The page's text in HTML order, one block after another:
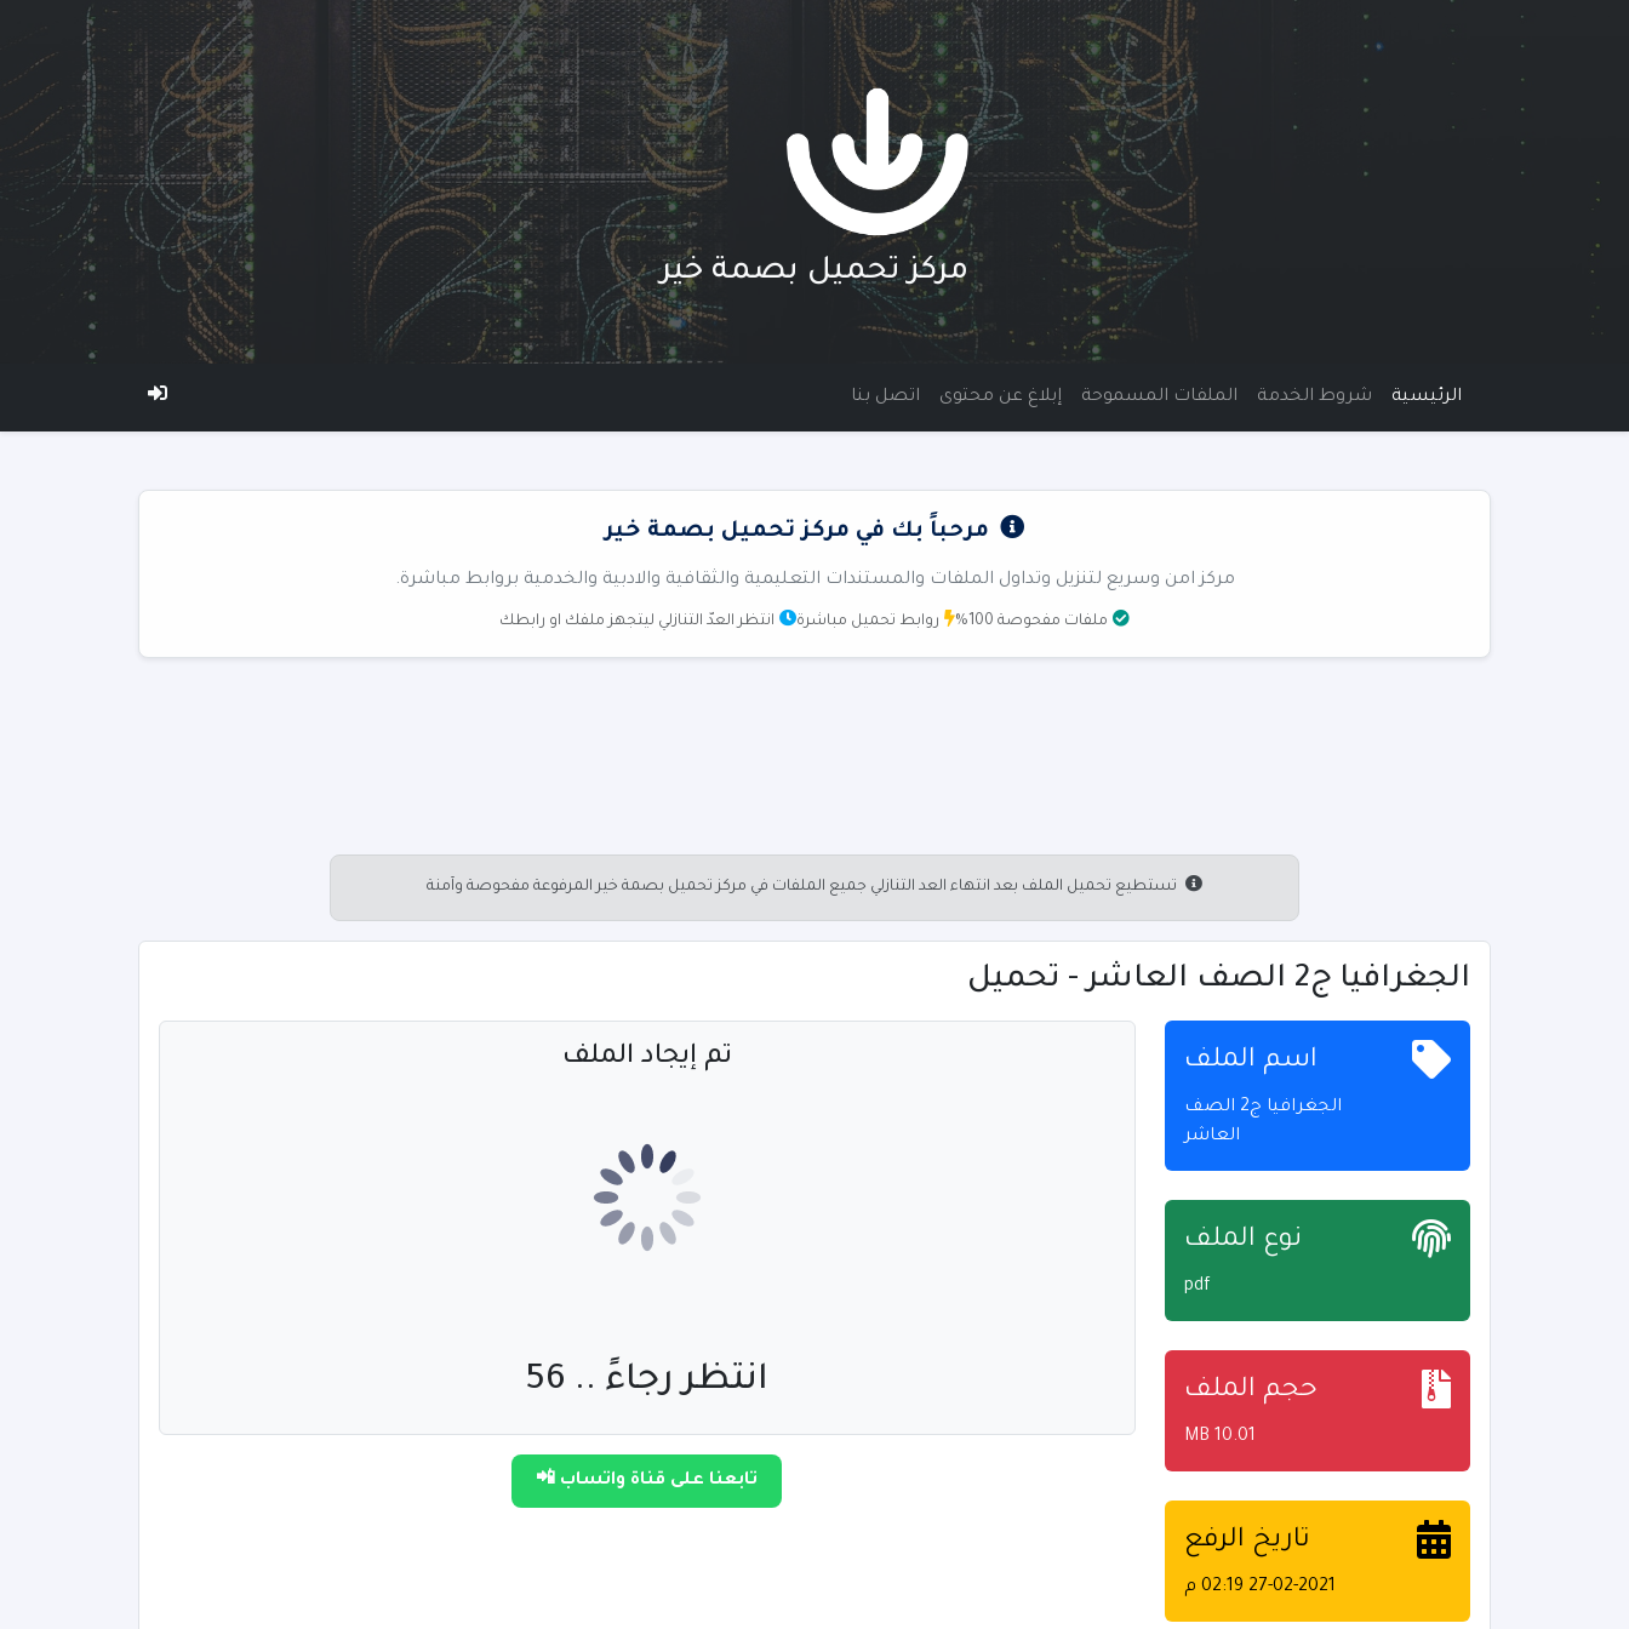
مركز تحميل بصمة خير
الرئيسية شروط الخدمة الملفات المسموحة إبلاغ عن محتوى اتصل بنا
مرحباً بك في مركز تحميل بصمة خير
مركز امن وسريع لتنزيل وتداول الملفات والمستندات التعليمية والثقافية والادبية والخدمية بروابط مباشرة.
ملفات مفحوصة 100% روابط تحميل مباشرة انتظر العدّ التنازلي ليتجهز ملفك او رابطك
تستطيع تحميل الملف بعد انتهاء العد التنازلي جميع الملفات في مركز تحميل بصمة خير المرفوعة مفحوصة وآمنة
الجغرافيا ج2 الصف العاشر - تحميل
اسم الملف
الجغرافيا ج2 الصف
العاشر
نوع الملف
pdf
حجم الملف
10.01 MB
تاريخ الرفع
27-02-2021 02:19 م
تم إيجاد الملف
انتظر رجاءً .. 55
تابعنا على قناة واتساب 📲